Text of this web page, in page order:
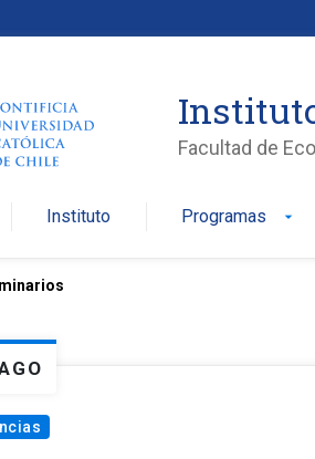
Facultad de
Instituto Programas arrow_drop_down